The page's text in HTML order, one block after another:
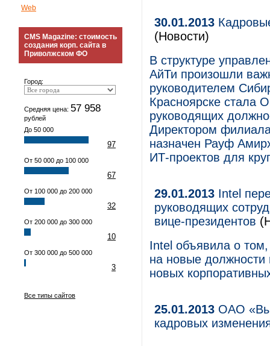
Web
CMS Magazine: стоимость
создания корп. сайта в
Приволжском ФО
Город:
Средняя цена: 57 958
рублей
До 50 000
97
От 50 000 до 100 000
67
От 100 000 до 200 000
32
От 200 000 до 300 000
10
От 300 000 до 500 000
3
Все типы сайтов
30.01.2013
(Новости)
В структуре
АйТи произошли
руководителем
Красноярске стала
руководящих
Директором филиала
назначен Рауф
ИТ-проектов для
29.01.2013 Intel
руководящих
вице-президентов
Intel объявила о том,
на новые должности
новых
25.01.2013 ОАО
кадровых